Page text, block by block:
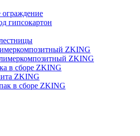
ограждение
гипсокартон
ZKING
ZKING
в сборе ZKING
ZKING
в сборе ZKING